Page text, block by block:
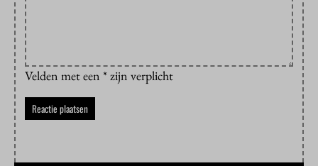
Velden met een * zijn verplicht